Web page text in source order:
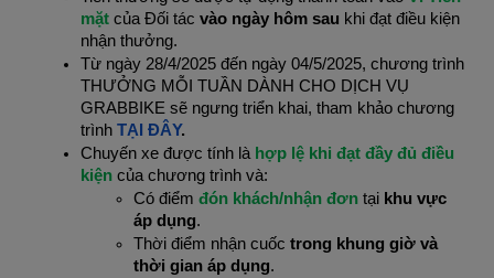
mặt của Đối tác vào ngày hôm sau khi đạt điều kiện
nhận thưởng.
Từ ngày 28/4/2025 đến ngày 04/5/2025, chương trình
THƯỞNG MỖI TUẦN DÀNH CHO DỊCH VỤ
GRABBIKE sẽ ngưng triển khai, tham khảo chương
trình TẠI ĐÂY.
Chuyến xe được tính là hợp lệ khi đạt đầy đủ điều
kiện của chương trình và:
Có điểm đón khách/nhận đơn tại khu vực
áp dụng.
Thời điểm nhận cuốc trong khung giờ và
thời gian áp dụng.